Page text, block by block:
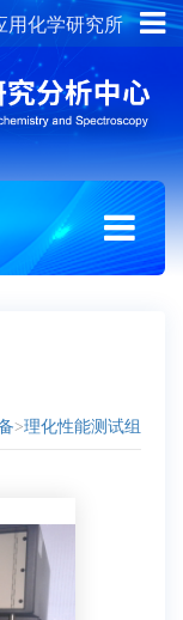
用化学研究所
组织架构
>理化性能测试组